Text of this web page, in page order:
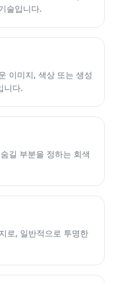
술입니다.
이미지, 색상 또는 생성
니다.
길 부분을 정하는 회색
로, 일반적으로 투명한